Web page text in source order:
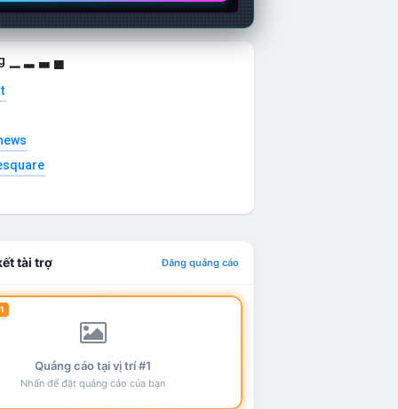
▁ ▂ ▃ ▄
tài trợ Đăng quảng cáo
Quảng cáo tại vị trí #1
Nhấn để đặt quảng cáo của bạn